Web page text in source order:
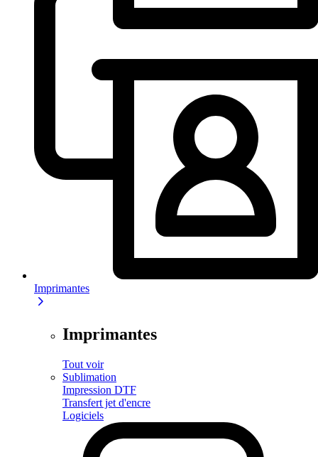
Imprimantes
Imprimantes
Tout voir
Sublimation
Impression DTF
Transfert jet d'encre
Logiciels